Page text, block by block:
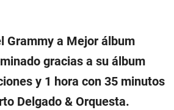
Grammy a Mejor álbum
gracias a su álbum
y 1 hora con 35 minutos
Delgado & Orquesta.